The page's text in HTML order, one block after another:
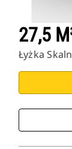
27,5
Łyżka